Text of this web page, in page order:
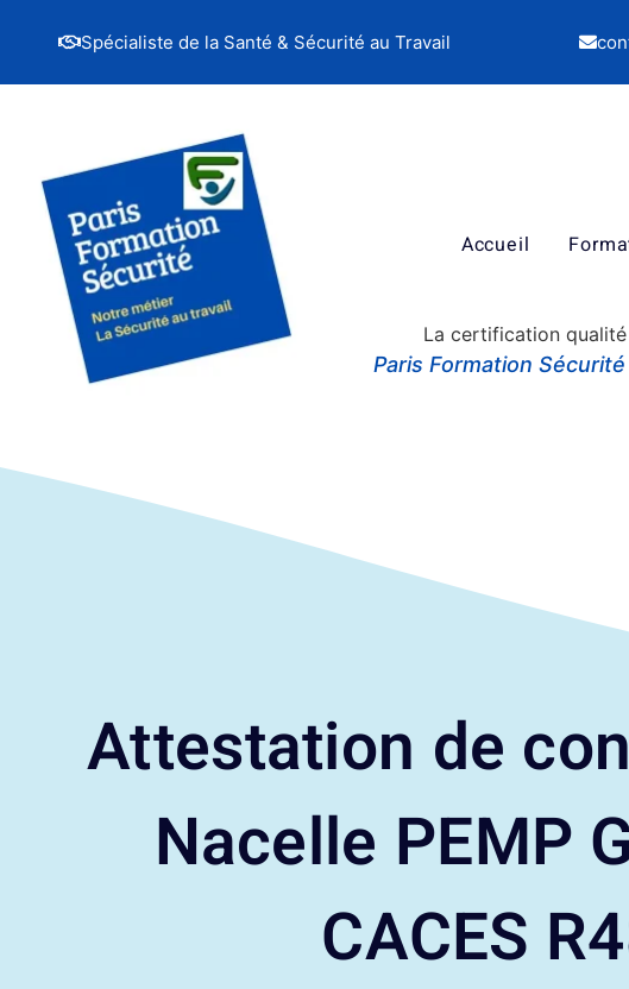
Spécialiste de la Santé & Sécurité au Travail
Accueil
La certification
Paris Formation Sécurité
Attestation de
Nacelle PEMP
CACES